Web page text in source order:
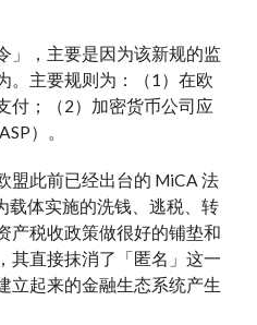
」，主要是因为该新规的监
。主要规则为：（1）在欧
付；（2）加密货币公司应
）。
盟此前已经出台的 MiCA 法
载体实施的洗钱、逃税、转
产税收政策做很好的铺垫和
其直接抹消了「匿名」这一
立起来的金融生态系统产生